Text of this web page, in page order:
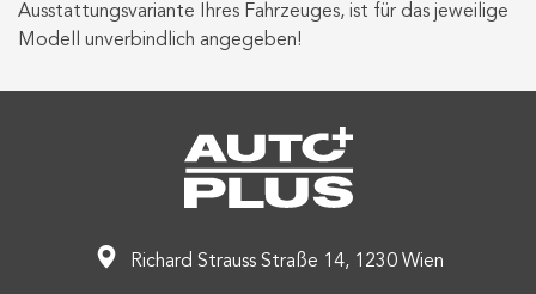
Ausstattungsvariante Ihres Fahrzeuges, ist für das jeweilige
Modell unverbindlich angegeben!
Richard Strauss Straße 14, 1230 Wien